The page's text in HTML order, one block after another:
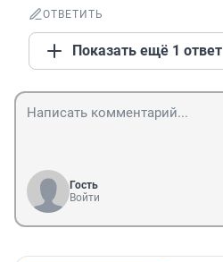
ОТВЕТИТЬ
Показать ещё 1 ответ
Гость
Войти